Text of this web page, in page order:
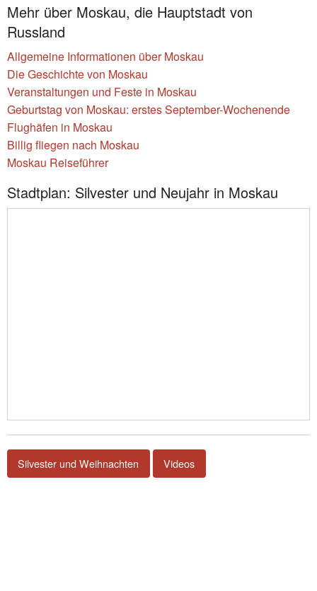
Mehr über Moskau, die Hauptstadt von
Russland
Allgemeine Informationen über Moskau
Die Geschichte von Moskau
Veranstaltungen und Feste in Moskau
Geburtstag von Moskau: erstes September-Wochenende
Flughäfen in Moskau
Billig fliegen nach Moskau
Moskau Reiseführer
Stadtplan: Silvester und Neujahr in Moskau
Silvester und Weihnachten Videos